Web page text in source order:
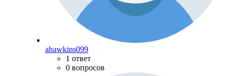
ahawkins099
1 ответ
0 вопросов